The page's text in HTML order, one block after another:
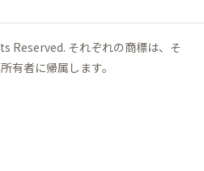
Reserved. それぞれの商標は、そ
有者に帰属します。